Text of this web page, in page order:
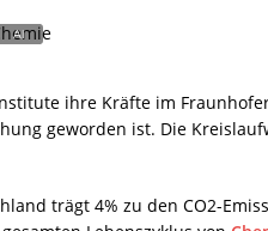
ihre Kräfte im
geworden ist. Die
trägt 4% zu den CO2-